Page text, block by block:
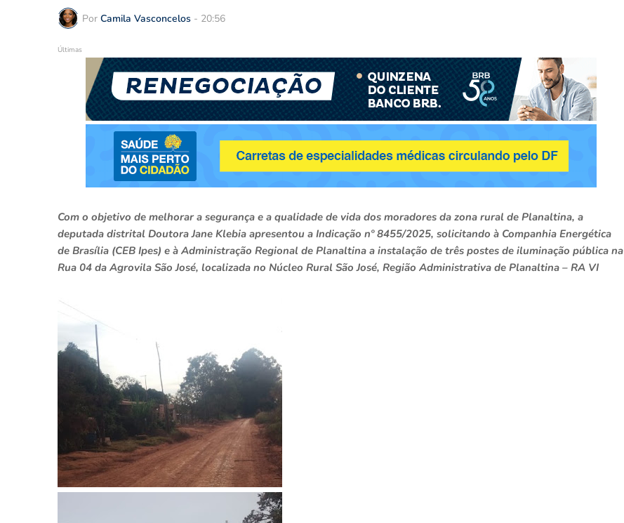
Por Camila Vasconcelos - 20:56
Últimas
Com o objetivo de melhorar a segurança e a qualidade de vida dos moradores da zona rural de Planaltina, a
deputada distrital Doutora Jane Klebia apresentou a Indicação nº 8455/2025, solicitando à Companhia Energética
de Brasília (CEB Ipes) e à Administração Regional de Planaltina a instalação de três postes de iluminação pública na
Rua 04 da Agrovila São José, localizada no Núcleo Rural São José, Região Administrativa de Planaltina – RA VI